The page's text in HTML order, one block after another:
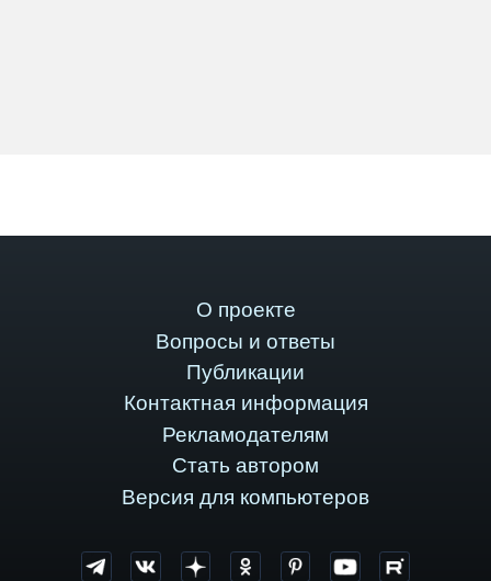
О проекте
Вопросы и ответы
Публикации
Контактная информация
Рекламодателям
Стать автором
Версия для компьютеров